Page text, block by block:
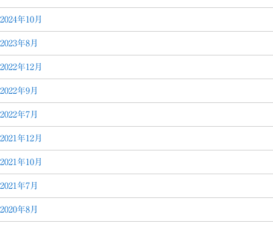
2024年10月
2023年8月
2022年12月
2022年9月
2022年7月
2021年12月
2021年10月
2021年7月
2020年8月